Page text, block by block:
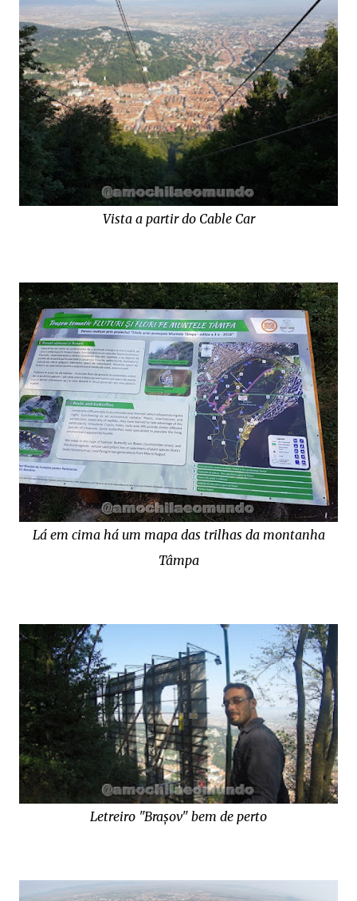
Vista a partir do Cable Car
Lá em cima há um mapa das trilhas da montanha
Tâmpa
Letreiro "Brașov" bem de perto